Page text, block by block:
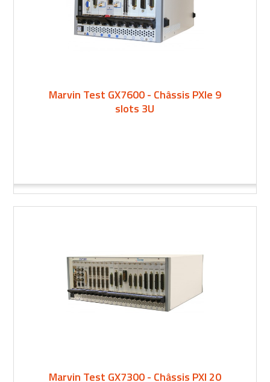
Marvin Test GX7600 - Châssis PXIe 9
slots 3U
Marvin Test GX7300 - Châssis PXI 20